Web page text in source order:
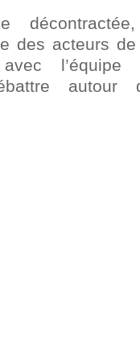
des acteurs
avec
autour